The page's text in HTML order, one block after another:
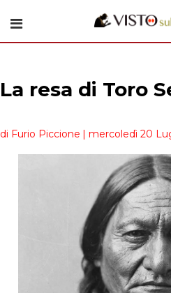
La resa di Toro
di Furio Piccione | mercoledì 20